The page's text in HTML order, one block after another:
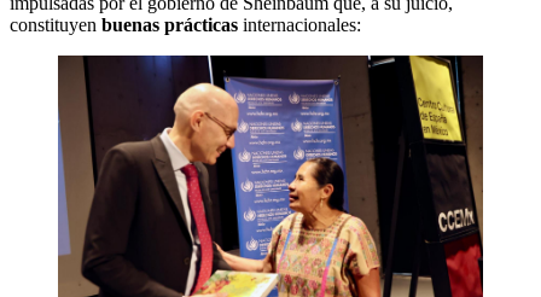
constituyen buenas prácticas internacionales: